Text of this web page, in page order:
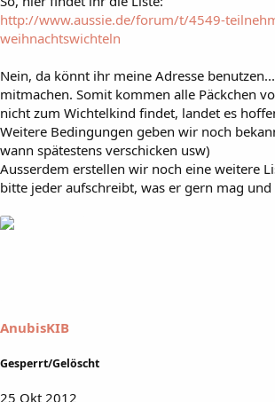
http://www.aussie.de/forum/t/4549-
weihnachtswichteln
Nein, da könnt ihr meine Adresse
mitmachen. Somit kommen alle Päckchen
nicht zum Wichtelkind findet, landet es
Weitere Bedingungen geben wir noch
wann spätestens verschicken usw)
Ausserdem erstellen wir noch eine weitere
bitte jeder aufschreibt, was er gern mag und
AnubisKIB
Gesperrt/Gelöscht
25 Okt 2012